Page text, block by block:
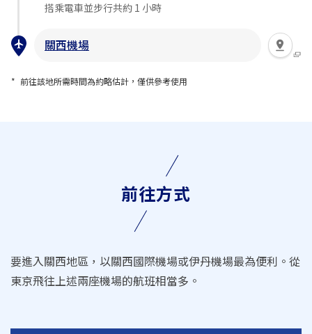
搭乘電車並步行共約 1 小時
關西機場
前往該地所需時間為約略估計，僅供參考使用
前往方式
要進入關西地區，以關西國際機場或伊丹機場最為便利。從
東京飛往上述兩座機場的航班相當多。